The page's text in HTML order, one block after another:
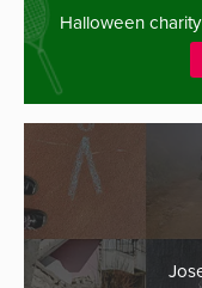
Halloween